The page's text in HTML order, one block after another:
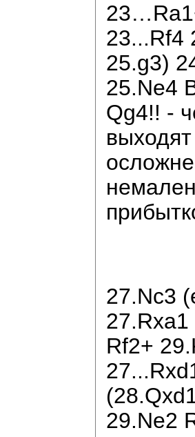
23...Rf4
25.g3)
25.Ne4
Qg4!! -
27.Nc3
Rf2+
29.Ne2